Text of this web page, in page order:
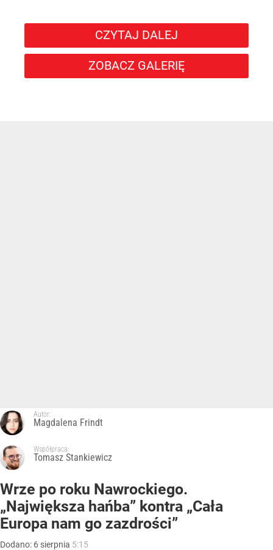
CZYTAJ DALEJ
ZOBACZ GALERIĘ
Autor:
Magdalena Frindt
Współpraca:
Tomasz Stankiewicz
Wrze po roku Nawrockiego.
„Największa hańba” kontra „Cała
Europa nam go zazdrości”
Dodano: 6 sierpnia 5:15